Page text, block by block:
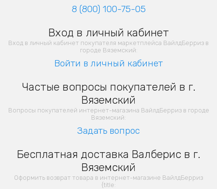
8 (800) 100-75-05
Вход в личный кабинет
Вход в личный кабинет покупателя маркетплейса ВайлдБерриз в
городе Вяземский:
Войти в личный кабинет
Частые вопросы покупателей в г.
Вяземский
Вопросы покупателей интернет-магазина ВайлдБерриз в городе
Вяземский:
Задать вопрос
Бесплатная доставка Валберис в г.
Вяземский
Оформить возврат товара в интернет-магазине ВайлдБерриз
{title: